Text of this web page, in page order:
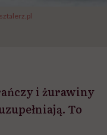
i żurawiny
To